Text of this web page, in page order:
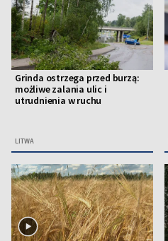
Grinda ostrzega przed burzą:
możliwe zalania ulic i
utrudnienia w ruchu
LITWA